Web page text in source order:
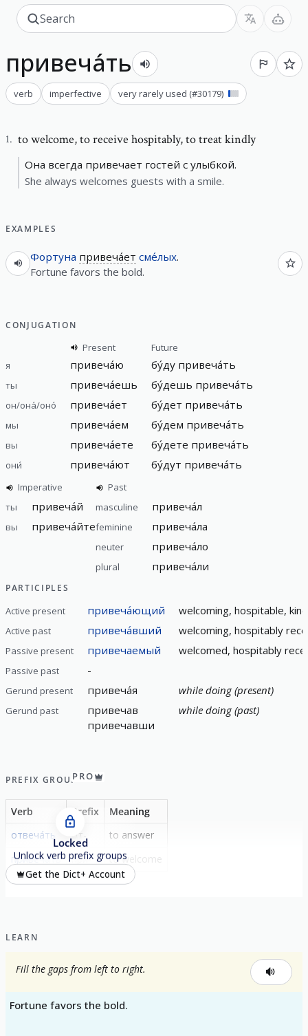
привеча́ть
verb imperfective very rarely used (#30179)
1. to welcome,to receive hospitably, to treat kindly
Она всегда привечает гостей с улыбкой.
She always welcomes guests with a smile.
EXAMPLES
Фортуна привеча́ет сме́лых.
Fortune favors the bold.
CONJUGATION
Present
Future
я
привеча́ю бу́ду привеча́ть
ты привеча́ешь бу́дешь привеча́ть
он/она́/оно́ привеча́ет бу́дет привеча́ть
мы привеча́ем бу́дем привеча́ть
вы привеча́ете бу́дете привеча́ть
они́ привеча́ют бу́дут привеча́ть
Imperative
ты
привеча́й
вы привеча́йте
Past
masculine
привеча́л
feminine привеча́ла
neuter привеча́ло
plural привеча́ли
PARTICIPLES
Active present привеча́ющий welcoming, hospitable,
Active past привеча́вший welcoming, hospitably
Passive present привечаемый welcomed, hospitably
Passive past -
Gerund present привеча́я while doing (present)
Gerund past
привечав
привечавши
while doing (past)
PREFIX GROUPPRO
Verb Prefix
Meaning
отвеча́ть
от-
to answer
привеча́ть
при- to welcome
Locked
Unlock verb prefix groups
Get the Dict+ Account
LEARN
Fill the gaps from left to right.
Fortune favors the bold.